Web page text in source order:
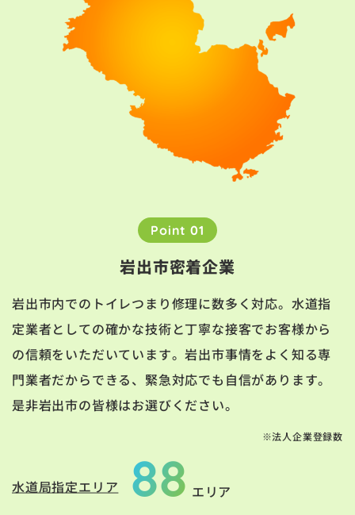
Point 01
岩出市密着企業
岩出市内でのトイレつまり修理に数多く対応。水道指
定業者としての確かな技術と丁寧な接客でお客様から
の信頼をいただいています。岩出市事情をよく知る専
門業者だからできる、緊急対応でも自信があります。
是非岩出市の皆様はお選びください。
※法人企業登録数
水道局指定エリア 88 エリア